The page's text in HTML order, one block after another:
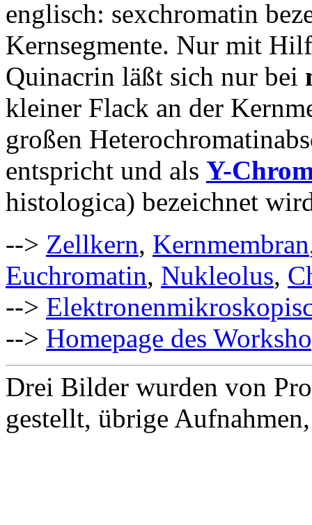
englisch: sexchromatin
Kernsegmente. Nur mit
Quinacrin läßt sich nur bei
kleiner Flack an der
großen
entspricht und als Y-
histologica) bezeichnet
--> Zellkern, Kernmembran
Euchromatin, Nukleolus,
-->
--> Homepage des
Drei Bilder wurden von
gestellt, übrige